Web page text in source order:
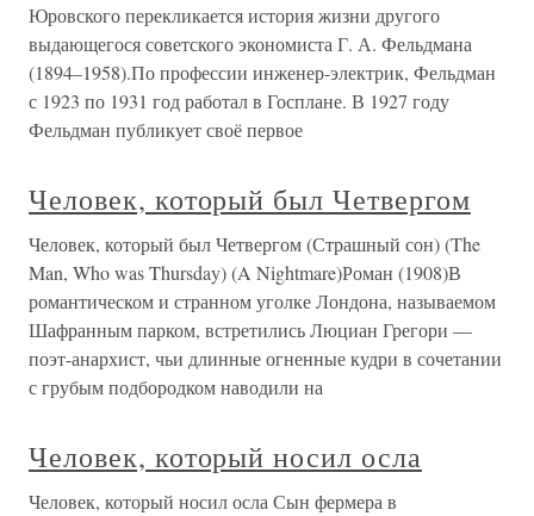
Юровского перекликается история жизни другого
выдающегося советского экономиста Г. А. Фельдмана
(1894–1958).По профессии инженер-электрик, Фельдман
с 1923 по 1931 год работал в Госплане. В 1927 году
Фельдман публикует своё первое
Человек, который был Четвергом
Человек, который был Четвергом (Страшный сон) (The
Man, Who was Thursday) (A Nightmare)Роман (1908)В
романтическом и странном уголке Лондона, называемом
Шафранным парком, встретились Люциан Грегори —
поэт-анархист, чьи длинные огненные кудри в сочетании
с грубым подбородком наводили на
Человек, который носил осла
Человек, который носил осла Сын фермера в